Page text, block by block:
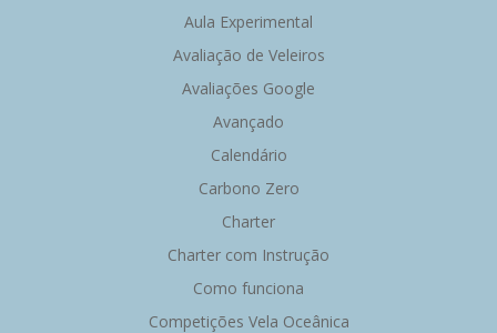
Aula Experimental
Avaliação de Veleiros
Avaliações Google
Avançado
Calendário
Carbono Zero
Charter
Charter com Instrução
Como funciona
Competições Vela Oceânica